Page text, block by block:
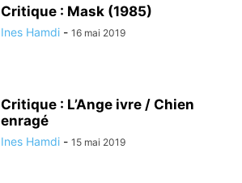
Critique : Mask (1985)
Ines Hamdi - 16 mai 2019
Critique : L’Ange ivre / Chien
enragé
Ines Hamdi - 15 mai 2019